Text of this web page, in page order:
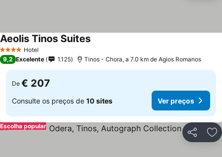
4 EstrelasHotel
Aeolis Tinos Suites
9,2 Excelente 1.125 Tinos - Chora, a 7.0 km de Agios Romanos
De € 207
Consulte os preços de 10 sites Ver preços
Partilhar
Escolha popular